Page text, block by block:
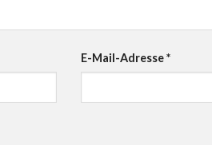
E-Mail-Adresse*